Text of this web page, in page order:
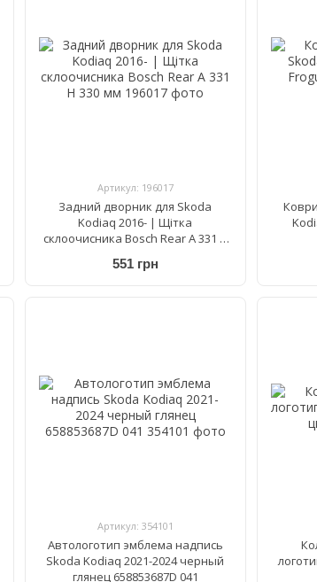
Артикул: 196017
Задний дворник для Skoda
Kodiaq 2016- | Щітка
склоочисника Bosch Rear A 331 H
551 грн
Артикул: 354101
Автологотип эмблема надпись
Skoda Kodiaq 2021-2024 черный
глянец 658853687D 041